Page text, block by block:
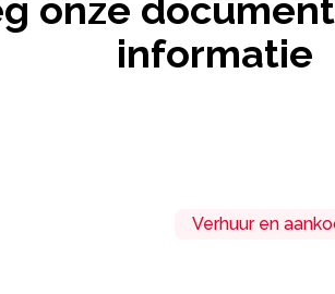
onze
informatie
Verhuur en